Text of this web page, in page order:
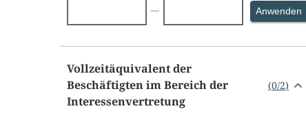
Anwenden
Vollzeitäquivalent der
Beschäftigten im Bereich der
Interessenvertretung
(0/2)